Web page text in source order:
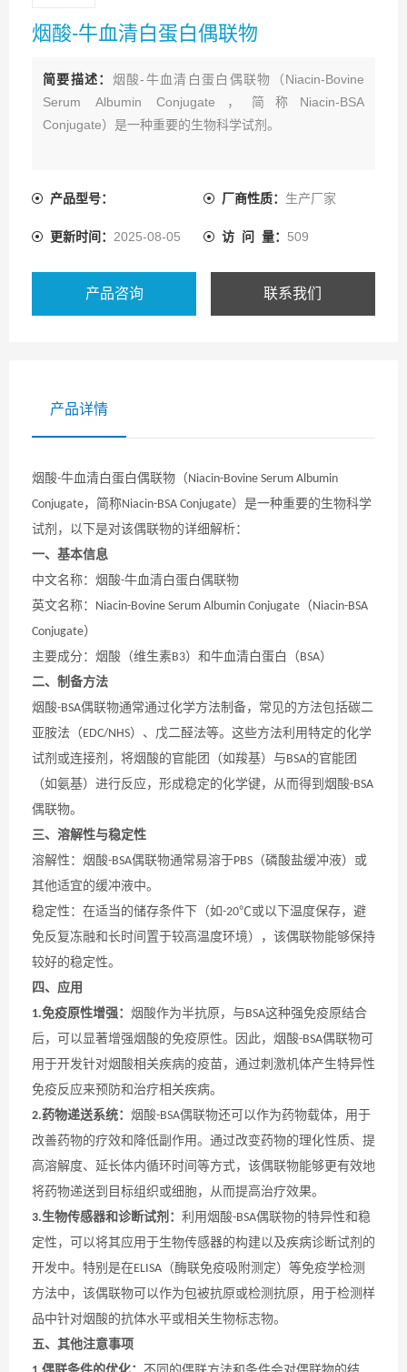
烟酸-牛血清白蛋白偶联物
简要描述： 烟酸-牛血清白蛋白偶联物（Niacin-Bovine
Serum Albumin Conjugate，简称Niacin-BSA
Conjugate）是一种重要的生物科学试剂。
产品型号： 厂商性质： 生产厂家
更新时间： 2025-08-05 访 问 量： 509
产品咨询 联系我们
产品详情
烟酸-牛血清白蛋白偶联物（Niacin-Bovine Serum Albumin
Conjugate，简称Niacin-BSA Conjugate）是一种重要的生物科学
试剂，以下是对该偶联物的详细解析：
一、基本信息
中文名称：烟酸-牛血清白蛋白偶联物
英文名称： Niacin-Bovine Serum Albumin Conjugate （Niacin-BSA
Conjugate）
主要成分：烟酸（维生素B3）和牛血清白蛋白（BSA）
二、制备方法
烟酸-BSA偶联物通常通过化学方法制备，常见的方法包括碳二
亚胺法（EDC/NHS）、戊二醛法等。这些方法利用特定的化学
试剂或连接剂，将烟酸的官能团（如羧基）与BSA的官能团
（如氨基）进行反应，形成稳定的化学键，从而得到烟酸-BSA
偶联物。
三、溶解性与稳定性
溶解性：烟酸-BSA偶联物通常易溶于PBS （磷酸盐缓冲液）或
其他适宜的缓冲液中。
稳定性：在适当的储存条件下（如-20℃或以下温度保存，避
免反复冻融和长时间置于较高温度环境），该偶联物能够保持
较好的稳定性。
四、应用
1.免疫原性增强： 烟酸作为半抗原，与BSA这种强免疫原结合
后，可以显著增强烟酸的免疫原性。因此，烟酸-BSA偶联物可
用于开发针对烟酸相关疾病的疫苗，通过刺激机体产生特异性
免疫反应来预防和治疗相关疾病。
2.药物递送系统： 烟酸-BSA偶联物还可以作为药物载体，用于
改善药物的疗效和降低副作用。通过改变药物的理化性质、提
高溶解度、延长体内循环时间等方式，该偶联物能够更有效地
将药物递送到目标组织或细胞，从而提高治疗效果。
3.生物传感器和诊断试剂： 利用烟酸-BSA偶联物的特异性和稳
定性，可以将其应用于生物传感器的构建以及疾病诊断试剂的
开发中。特别是在ELISA （酶联免疫吸附测定）等免疫学检测
方法中，该偶联物可以作为包被抗原或检测抗原，用于检测样
品中针对烟酸的抗体水平或相关生物标志物。
五、其他注意事项